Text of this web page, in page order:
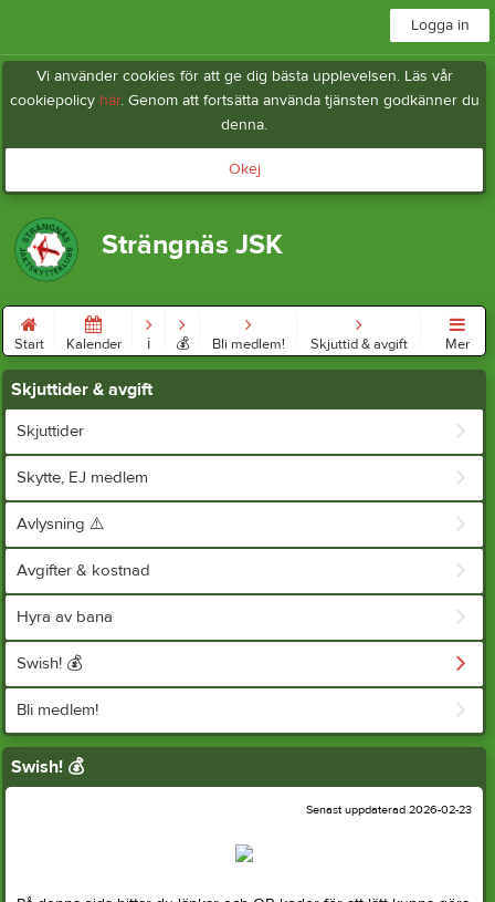
Logga in
Vi använder cookies för att ge dig bästa upplevelsen. Läs vår
cookiepolicy här. Genom att fortsätta använda tjänsten godkänner du
denna.
Okej
Strängnäs JSK
Start Kalender ℹ︎ 💰 Bli medlem! Skjuttid & avgift Mer
Skjuttider & avgift
Skjuttider
Skytte, EJ medlem
Avlysning ⚠️
Avgifter & kostnad
Hyra av bana
Swish! 💰
Bli medlem!
Swish! 💰
Senast uppdaterad 2026-02-23